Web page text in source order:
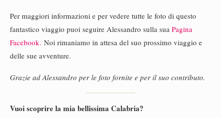
Per maggiori informazioni e per vedere tutte le foto di questo
fantastico viaggio puoi seguire Alessandro sulla sua Pagina
Facebook. Noi rimaniamo in attesa del suo prossimo viaggio e
delle sue avventure.
Grazie ad Alessandro per le foto fornite e per il suo contributo.
Vuoi scoprire la mia bellissima Calabria?